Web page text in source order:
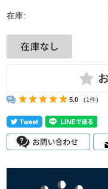
在庫:
5.0 (1件)